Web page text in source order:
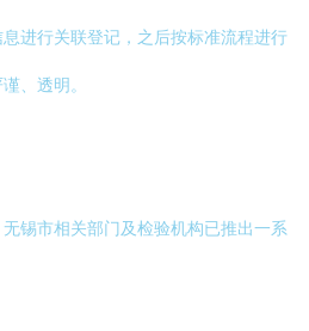
进行关联登记，之后按标准流程进行
、透明。
锡市相关部门及检验机构已推出一系